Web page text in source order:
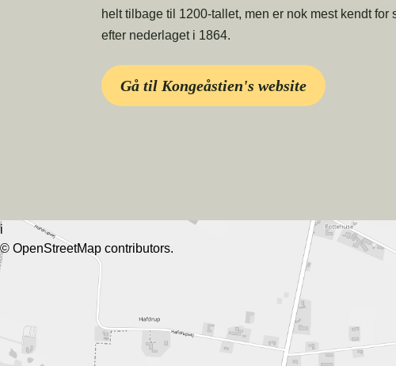
helt tilbage til 1200-tallet, men er nok mest kendt
efter nederlaget i 1864.
Gå til Kongeåstien's website
i
© OpenStreetMap contributors.